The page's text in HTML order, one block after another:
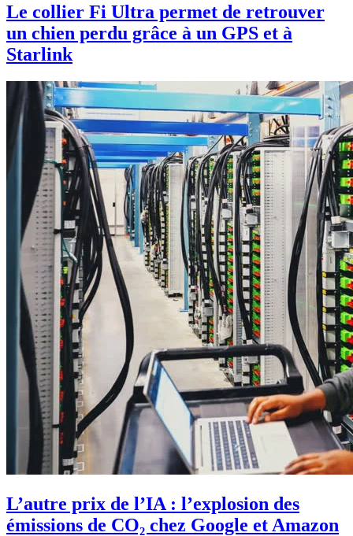
Le collier Fi Ultra permet de retrouver
un chien perdu grâce à un GPS et à
Starlink
L’autre prix de l’IA : l’explosion des
émissions de CO₂ chez Google et Amazon